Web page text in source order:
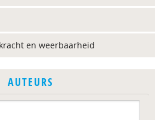
en weerbaarheid
AUTEURS